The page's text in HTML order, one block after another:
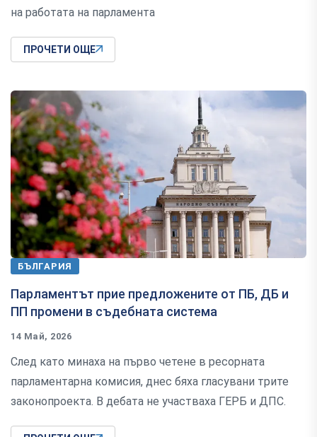
на работата на парламента
ПРОЧЕТИ ОЩЕ
БЪЛГАРИЯ
Парламентът прие предложените от ПБ, ДБ и
ПП промени в съдебната система
14 Май, 2026
След като минаха на първо четене в ресорната
парламентарна комисия, днес бяха гласувани трите
законопроекта. В дебата не участваха ГЕРБ и ДПС.